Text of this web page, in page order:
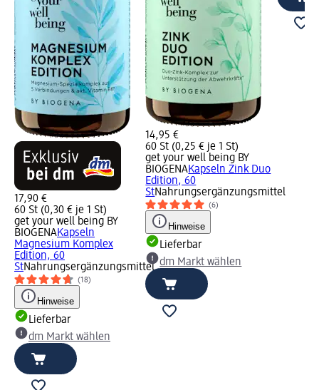
17,90 €
60 St (0,30 € je 1 St)
get your well being BY
BIOGENAKapseln
Magnesium Komplex
Edition, 60
StNahrungsergänzungsmittel
(18)
Hinweise
Lieferbar
dm Markt wählen
14,95 €
60 St (0,25 € je 1 St)
get your well being BY
BIOGENAKapseln Zink Duo
Edition, 60
StNahrungsergänzungsmittel
(6)
Hinweise
Lieferbar
dm Markt wählen